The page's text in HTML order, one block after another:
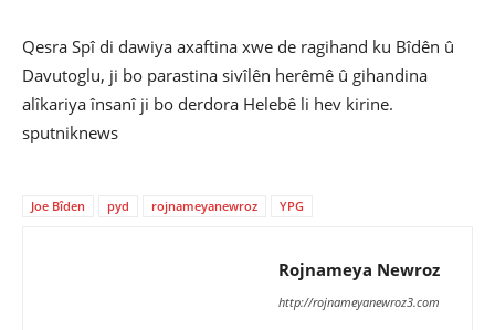
Qesra Spî di dawiya axaftina xwe de ragihand ku Bîdên û
Davutoglu, ji bo parastina sivîlên herêmê û gihandina
alîkariya însanî ji bo derdora Helebê li hev kirine.
sputniknews
Joe Bîden pyd rojnameyanewroz YPG
Rojnameya Newroz
http://rojnameyanewroz3.com